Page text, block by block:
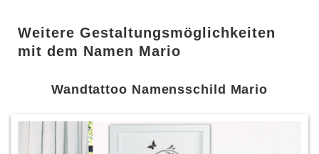
Weitere Gestaltungsmöglichkeiten
mit dem Namen Mario
Wandtattoo Namensschild Mario